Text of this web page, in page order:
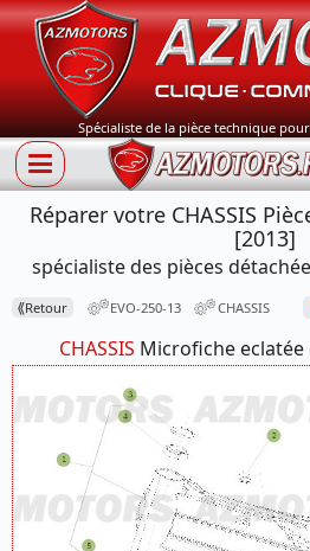
Spécialiste de la pièce technique
Réparer votre CHASSIS
[2013]
spécialiste des pièces
⟪Retour EVO-250-13 CHASSIS
CHASSIS Microfiche